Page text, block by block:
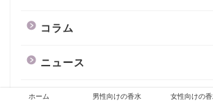
コラム
ニュース
フェロモン香水
ホーム 男性向けの香水 女性向けの香